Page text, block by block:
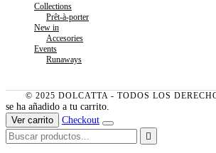
Collections
Prêt-à-porter
New in
Accesories
Events
Runaways
© 2025 DOLCATTA - TODOS LOS
se ha añadido a tu carrito.
Ver carrito
Checkout